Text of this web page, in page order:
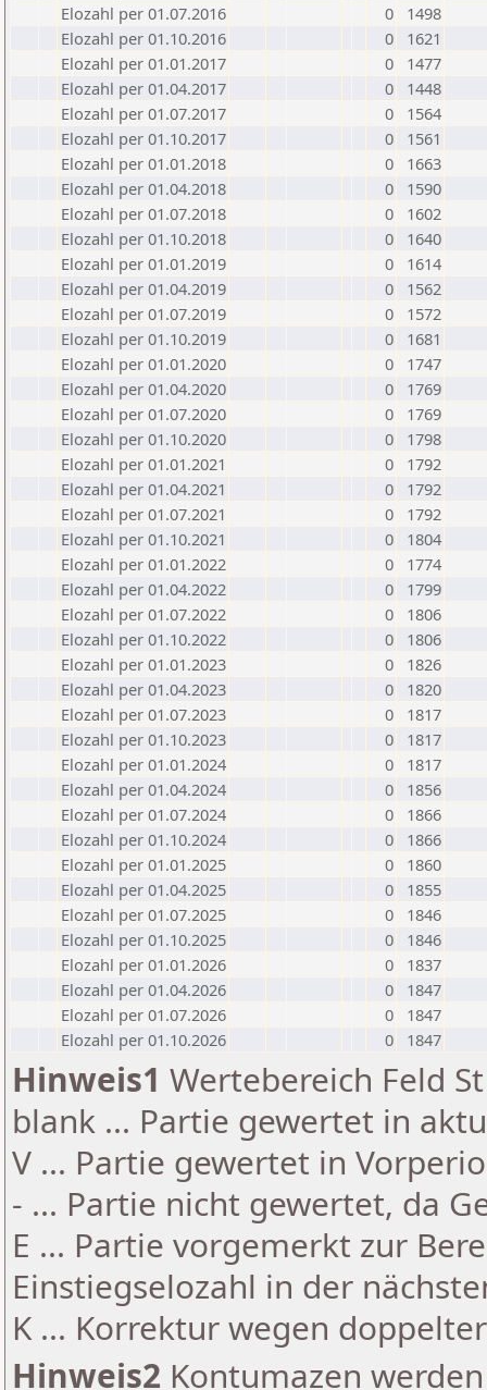
Elozahl per 01.07.2016
0
1498
Elozahl per 01.10.2016
0
1621
Elozahl per 01.01.2017
0
1477
Elozahl per 01.04.2017
0
1448
Elozahl per 01.07.2017
0
1564
Elozahl per 01.10.2017
0
1561
Elozahl per 01.01.2018
0
1663
Elozahl per 01.04.2018
0
1590
Elozahl per 01.07.2018
0
1602
Elozahl per 01.10.2018
0
1640
Elozahl per 01.01.2019
0
1614
Elozahl per 01.04.2019
0
1562
Elozahl per 01.07.2019
0
1572
Elozahl per 01.10.2019
0
1681
Elozahl per 01.01.2020
0
1747
Elozahl per 01.04.2020
0
1769
Elozahl per 01.07.2020
0
1769
Elozahl per 01.10.2020
0
1798
Elozahl per 01.01.2021
0
1792
Elozahl per 01.04.2021
0
1792
Elozahl per 01.07.2021
0
1792
Elozahl per 01.10.2021
0
1804
Elozahl per 01.01.2022
0
1774
Elozahl per 01.04.2022
0
1799
Elozahl per 01.07.2022
0
1806
Elozahl per 01.10.2022
0
1806
Elozahl per 01.01.2023
0
1826
Elozahl per 01.04.2023
0
1820
Elozahl per 01.07.2023
0
1817
Elozahl per 01.10.2023
0
1817
Elozahl per 01.01.2024
0
1817
Elozahl per 01.04.2024
0
1856
Elozahl per 01.07.2024
0
1866
Elozahl per 01.10.2024
0
1866
Elozahl per 01.01.2025
0
1860
Elozahl per 01.04.2025
0
1855
Elozahl per 01.07.2025
0
1846
Elozahl per 01.10.2025
0
1846
Elozahl per 01.01.2026
0
1837
Elozahl per 01.04.2026
0
1847
Elozahl per 01.07.2026
0
1847
Elozahl per 01.10.2026
0 1847
Hinweis1 Wertebereich Feld
blank ... Partie gewertet in
V ... Partie gewertet in
- ... Partie nicht gewertet, da
E ... Partie vorgemerkt zur
Einstiegselozahl in der
K ... Korrektur wegen
Hinweis2 Kontumazen